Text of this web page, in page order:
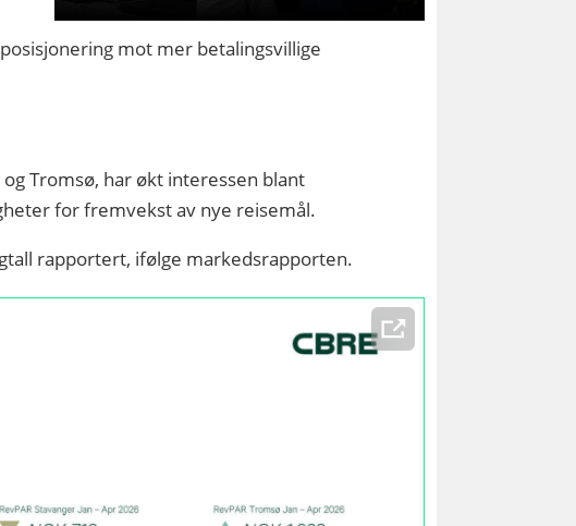
mot mer betalingsvillige
Tromsø, har økt interessen blant
for fremvekst av nye reisemål.
rapportert, ifølge markedsrapporten.